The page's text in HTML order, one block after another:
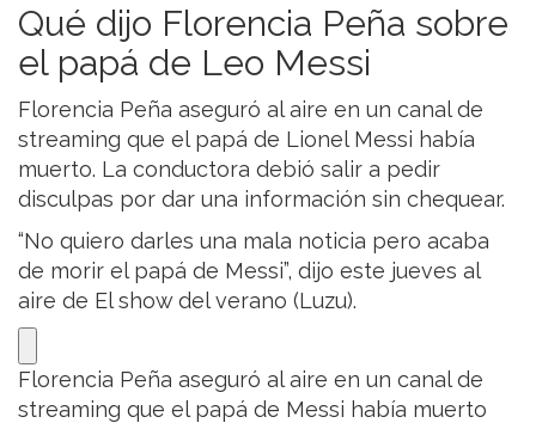
Qué dijo Florencia Peña sobre
el papá de Leo Messi
Florencia Peña aseguró al aire en un canal de
streaming que el papá de Lionel Messi había
muerto. La conductora debió salir a pedir
disculpas por dar una información sin chequear.
“No quiero darles una mala noticia pero acaba
de morir el papá de Messi”, dijo este jueves al
aire de El show del verano (Luzu).
Florencia Peña aseguró al aire en un canal de
streaming que el papá de Messi había muerto